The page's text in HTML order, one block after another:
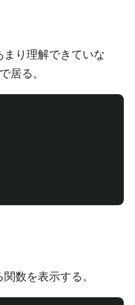
り理解できていな
居る。
数を表示する。